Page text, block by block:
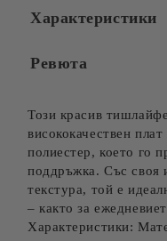
Ние ще се свържем с вас
Характеристики
Ревюта
Този красив
висококачествен
полиестер, което го
поддръжка. Със своя
текстура, той е
– както за
Характеристики: